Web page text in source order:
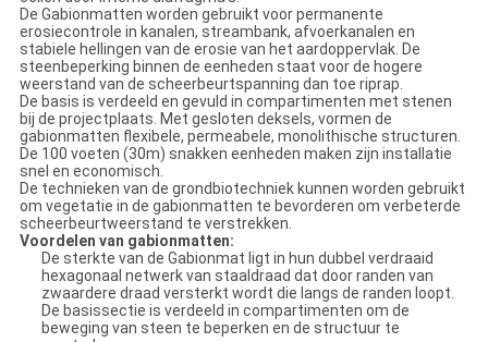
De Gabionmatten worden gebruikt voor permanente
erosiecontrole in kanalen, streambank, afvoerkanalen en
stabiele hellingen van de erosie van het aardoppervlak. De
steenbeperking binnen de eenheden staat voor de hogere
weerstand van de scheerbeurtspanning dan toe riprap.
De basis is verdeeld en gevuld in compartimenten met stenen
bij de projectplaats. Met gesloten deksels, vormen de
gabionmatten flexibele, permeabele, monolithische structuren.
De 100 voeten (30m) snakken eenheden maken zijn installatie
snel en economisch.
De technieken van de grondbiotechniek kunnen worden gebruikt
om vegetatie in de gabionmatten te bevorderen om verbeterde
scheerbeurtweerstand te verstrekken.
Voordelen van gabionmatten:
De sterkte van de Gabionmat ligt in hun dubbel verdraaid
hexagonaal netwerk van staaldraad dat door randen van
zwaardere draad versterkt wordt die langs de randen loopt.
De basissectie is verdeeld in compartimenten om de
beweging van steen te beperken en de structuur te